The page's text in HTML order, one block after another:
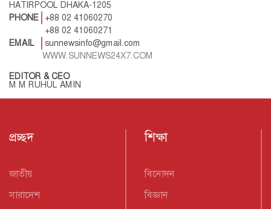
HATIRPOOL DHAKA-1205
PHONE
+88 02 41060270
+88 02 41060271
EMAIL
sunnewsinfo@gmail.com
WWW.SUNNEWS24X7.COM
EDITOR & CEO
M M RUHUL AMIN
প্রচ্ছদ
জাতীয়
সারাদেশ
শিক্ষা
বিনোদন
বিজ্ঞান